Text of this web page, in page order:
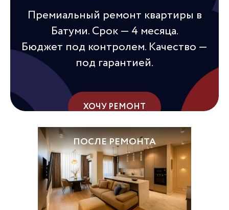
Премиальный ремонт квартиры в
Батуми. Срок — 4 месяца.
Бюджет под контролем. Качество —
под гарантией.
ХОЧУ РЕМОНТ
ДО РЕМОНТА
ПОСЛЕ РЕМОНТА